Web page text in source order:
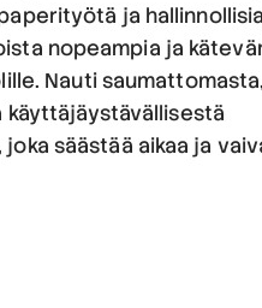
ja
nopeampia ja
Nauti saumattomasta,
joka säästää aikaa ja